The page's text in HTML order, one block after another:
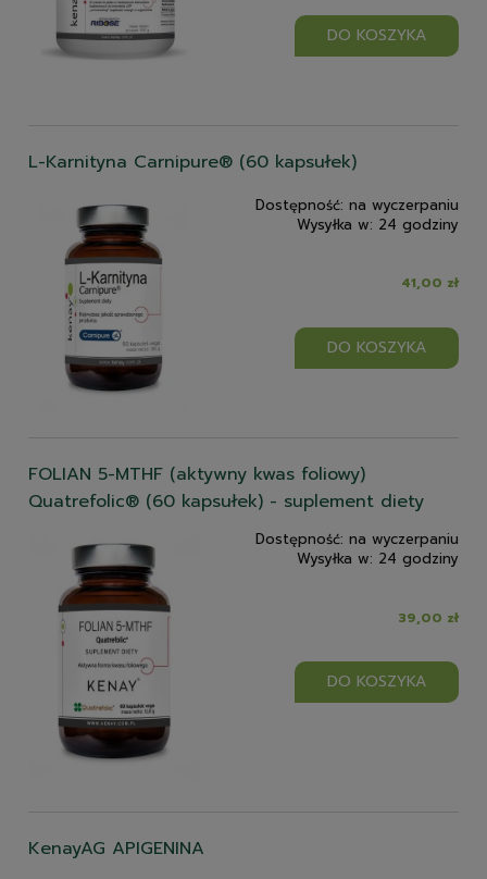
DO KOSZYKA
L-Karnityna Carnipure® (60 kapsułek)
Dostępność: na wyczerpaniu
Wysyłka w: 24 godziny
41,00 zł
DO KOSZYKA
FOLIAN 5-MTHF (aktywny kwas foliowy)
Quatrefolic® (60 kapsułek) - suplement diety
Dostępność: na wyczerpaniu
Wysyłka w: 24 godziny
39,00 zł
DO KOSZYKA
KenayAG APIGENINA